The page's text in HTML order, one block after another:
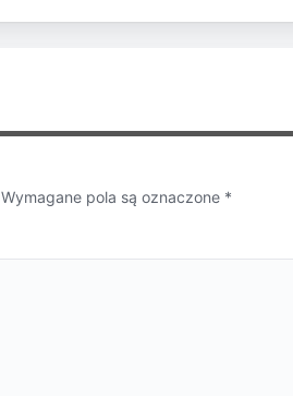
Wymagane pola są oznaczone *